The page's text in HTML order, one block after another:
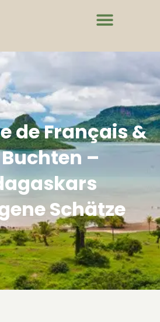
de Français &
–
Schätze